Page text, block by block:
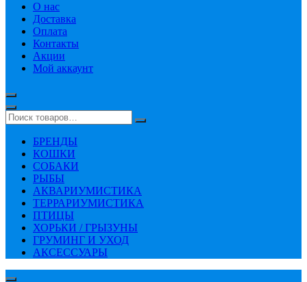
О нас
Доставка
Оплата
Контакты
Акции
Мой аккаунт
БРЕНДЫ
КОШКИ
СОБАКИ
РЫБЫ
АКВАРИУМИСТИКА
ТЕРРАРИУМИСТИКА
ПТИЦЫ
ХОРЬКИ / ГРЫЗУНЫ
ГРУМИНГ И УХОД
АКСЕССУАРЫ